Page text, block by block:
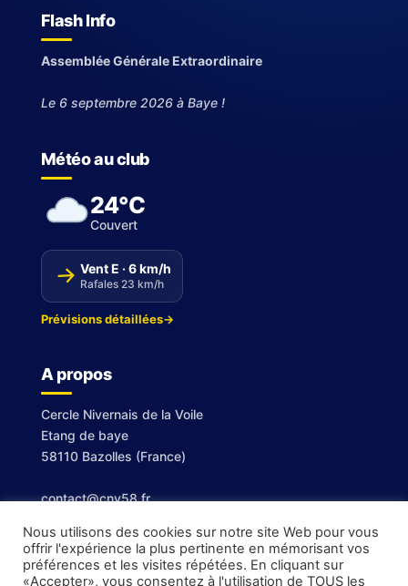
Flash Info
Assemblée Générale Extraordinaire
Le 6 septembre 2026 à Baye !
Météo au club
24°C
Couvert
↑ Vent E · 6 km/h
Rafales 23 km/h
Prévisions détaillées→
A propos
Cercle Nivernais de la Voile
Etang de baye
58110 Bazolles (France)
contact@cnv58.fr
Nous utilisons des cookies sur notre site Web pour vous
offrir l'expérience la plus pertinente en mémorisant vos
préférences et les visites répétées. En cliquant sur
«Accepter», vous consentez à l'utilisation de TOUS les